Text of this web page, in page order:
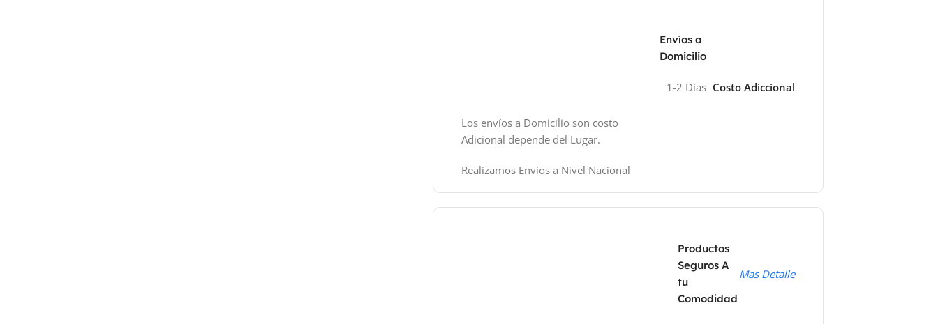
Envíos a
Domicilio
Los envíos a Domicilio son costo
Adicional depende del Lugar.
Realizamos Envíos a Nivel Nacional
1-2 Dias Costo Adiccional
Productos
Seguros A
tu
Comodidad
Mas Detalle